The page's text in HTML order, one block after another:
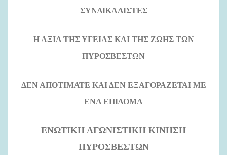
ΣΥΝΔΙΚΑΛΙΣΤΕΣ
Η ΑΞΙΑ ΤΗΣ ΥΓΕΙΑΣ ΚΑΙ ΤΗΣ ΖΩΗΣ ΤΩΝ
ΠΥΡΟΣΒΕΣΤΩΝ
ΔΕΝ ΑΠΟΤΙΜΑΤΕ ΚΑΙ ΔΕΝ ΕΞΑΓΟΡΑΖΕΤΑΙ ΜΕ
ΕΝΑ ΕΠΙΔΟΜΑ
ΕΝΩΤΙΚΗ ΑΓΩΝΙΣΤΙΚΗ ΚΙΝΗΣΗ
ΠΥΡΟΣΒΕΣΤΩΝ